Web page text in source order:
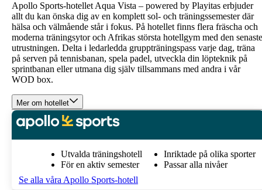
Apollo Sports-hotellet Aqua Vista – powered by Playitas erbjuder
allt du kan önska dig av en komplett sol- och träningssemester där
hälsa och välmående står i fokus. På hotellet finns flera fräscha och
moderna träningsytor och Afrikas största hotellgym med den senaste
utrustningen. Delta i ledarledda gruppträningspass varje dag, träna
på serven på tennisbanan, spela padel, utveckla din löpteknik på
sprintbanan eller utmana dig själv tillsammans med andra i vår
WOD box.
Mer om hotellet
Utvalda träningshotell
För en aktiv semester
Inriktade på olika sporter
Passar alla nivåer
Se alla våra Apollo Sports-hotell